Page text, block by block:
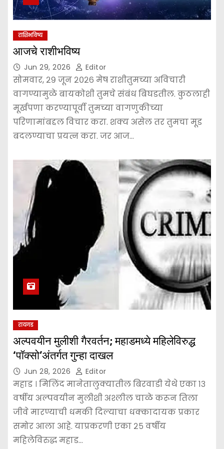
राशिभविष्य
आजचे राशीभविष्य
Jun 29, 2026 Editor
सोमवार, २९ जून २०२६ मेष राशीतुमच्या अविचारी
वागण्यामुळे बायकोशी तुमचे संबंध बिघडतील. कुठलाही
मूर्खपणा करण्यापूर्वी तुमच्या वागणुकीच्या
परिणामांबद्दल विचार करा. शक्य असेल तर तुमचा मूड
बदलण्याचा प्रयत्न करा. जर आज…
रायगड
अल्पवयीन मुलीशी गैरवर्तन; महाडमध्ये महिलेविरुद्ध
‘पॉक्सो’अंतर्गत गुन्हा दाखल
Jun 28, 2026 Editor
महाड । मिलिंद मानेतालुक्यातील बिरवाडी येथे एका १३
वर्षीय अल्पवयीन मुलीशी अश्लील चाळे करून तिला
जीवे मारण्याची धमकी दिल्याचा धक्कादायक प्रकार
समोर आला आहे. याप्रकरणी एका २५ वर्षीय
महिलेविरुद्ध महाड…